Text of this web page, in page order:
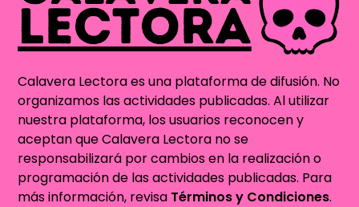
Calavera Lectora es una plataforma de difusión. No
organizamos las actividades publicadas. Al utilizar
nuestra plataforma, los usuarios reconocen y
aceptan que Calavera Lectora no se
responsabilizará por cambios en la realización o
programación de las actividades publicadas. Para
más información, revisa Términos y Condiciones.